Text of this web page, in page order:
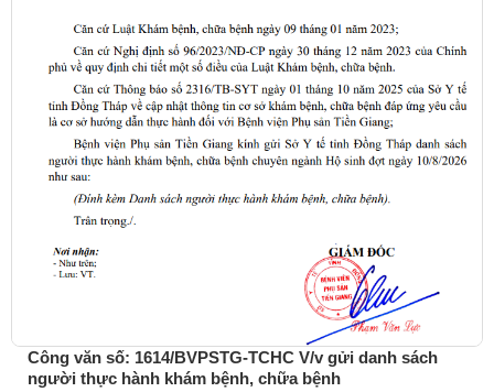
Công văn số: 1614/BVPSTG-TCHC V/v gửi danh sách
người thực hành khám bệnh, chữa bệnh